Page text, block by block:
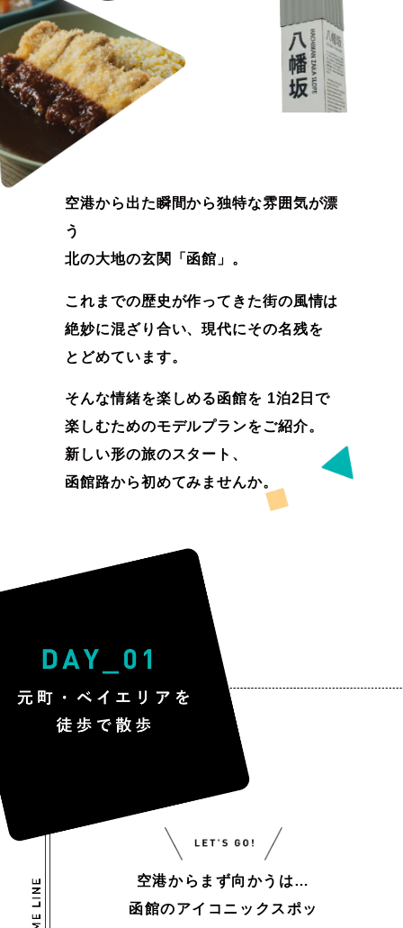
空港から出た瞬間から独特な雰囲気が漂
う
北の大地の玄関「函館」。
これまでの歴史が作ってきた街の風情は
絶妙に混ざり合い、現代にその名残を
とどめています。
そんな情緒を楽しめる函館を 1泊2日で
楽しむためのモデルプランをご紹介。
新しい形の旅のスタート、
函館路から初めてみませんか。
空港からまず向かうは…
函館のアイコニックスポッ